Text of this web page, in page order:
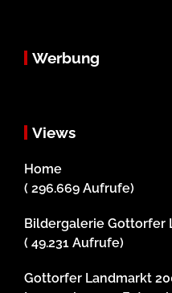
Werbung
Views
Home
( 296.669 Aufrufe)
Bildergalerie Gottorfer
( 49.231 Aufrufe)
Gottorfer Landmarkt